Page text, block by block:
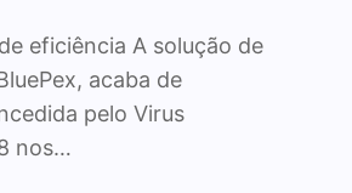
eficiência A solução de
acaba de
pelo Virus
nos…